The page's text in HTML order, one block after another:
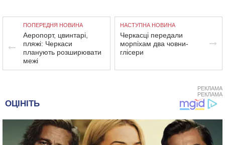
ПОПЕРЕДНЯ НОВИНА
Аеропорт, цвинтарі,
пляжі: Черкаси
планують розширювати
межі
НАСТУПНА НОВИНА
Черкасці передали
морпіхам два човни-
глісери
РЕКЛАМА
РЕКЛАМА